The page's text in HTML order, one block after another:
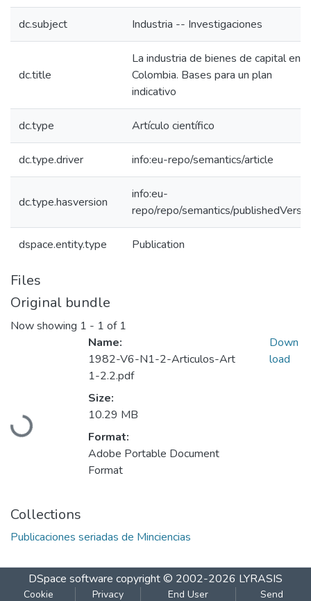
dc.subject Industria -- Investigaciones
dc.title
La industria de bienes de capital en
Colombia. Bases para un plan
indicativo
dc.type Artículo científico
dc.type.driver info:eu-repo/semantics/article
dc.type.hasversion
info:eu-
repo/repo/semantics/
dspace.entity.type Publication
Files
Original bundle
Now showing 1 - 1 of 1
Loading...
Name:
1982-V6-N1-2-Articulos-Art
1-2.2.pdf
Size:
10.29 MB
Format:
Adobe Portable Document
Format
Down
load
Collections
Publicaciones seriadas de Minciencias
DSpace software copyright © 2002-2026 LYRASIS
Cookie Privacy End User Send